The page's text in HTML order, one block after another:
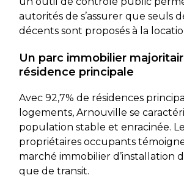
autorités de s’assurer que seuls
décents sont proposés à la
Un parc immobilier
résidence principale
Avec 92,7% de résidences
logements, Arnouville se
population stable et enracinée.
propriétaires occupants
marché immobilier d’installation
que de transit.